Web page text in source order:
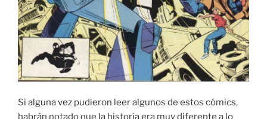
Si alguna vez pudieron leer algunos de estos cómics,
habrán notado que la historia era muy diferente a lo